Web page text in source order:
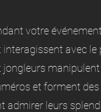
votre
avec le
jongleurs
et forment des
admirer leurs